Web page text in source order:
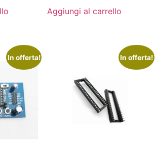
Aggiungi al carrello
In offerta! In offerta!